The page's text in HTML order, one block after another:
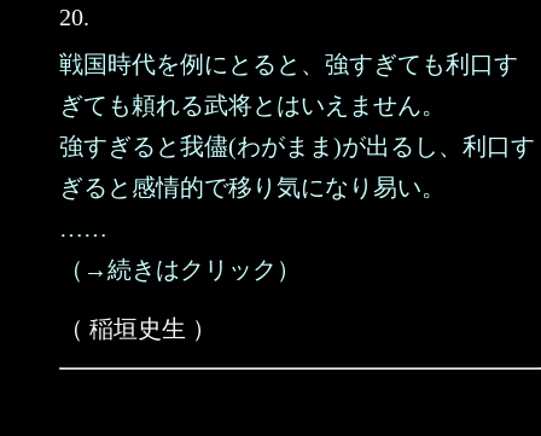
20.
戦国時代を例にとると、強すぎても利口す
ぎても頼れる武将とはいえません。
強すぎると我儘(わがまま)が出るし、利口す
ぎると感情的で移り気になり易い。
……
（→続きはクリック）
（ 稲垣史生 ）